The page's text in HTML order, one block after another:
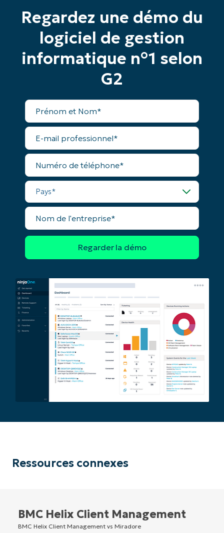
Regardez une démo du
logiciel de gestion
informatique n°1 selon
G2
Prénom
Nom*
E-
mail
professionnel*
Numéro
téléphone*
Pays*
Nom
l'entreprise*
Ressources connexes
BMC Helix Client Management
BMC Helix Client Management vs Miradore
number*
Pays